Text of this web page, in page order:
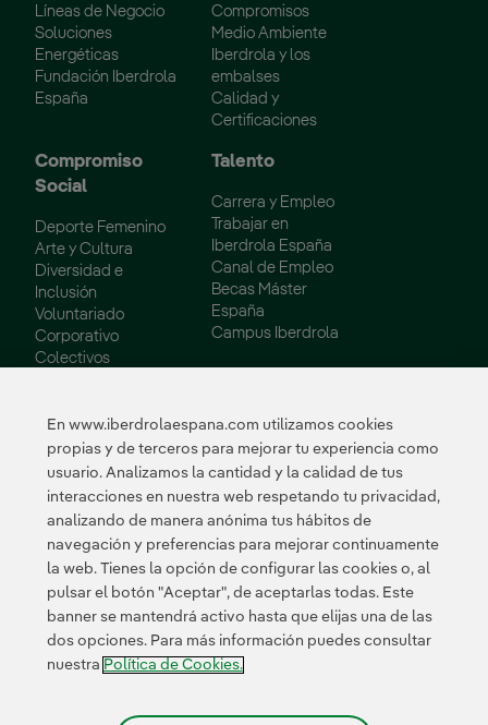
Líneas de Negocio
Soluciones
Energéticas
Fundación Iberdrola
España
Compromisos
Medio Ambiente
Iberdrola y los
embalses
Calidad y
Certificaciones
Compromiso
Social
Deporte Femenino
Arte y Cultura
Diversidad e
Inclusión
Voluntariado
Corporativo
Colectivos
Talento
Carrera y Empleo
Trabajar en
Iberdrola España
Canal de Empleo
Becas Máster
España
Campus Iberdrola
Innovación
Innovación en
Innovación
colaborativa
Next Generation EU
Ciberseguridad en
España
Smart Grids
Innovation Hub
En www.iberdrolaespana.com utilizamos cookies
propias y de terceros para mejorar tu experiencia como
usuario. Analizamos la cantidad y la calidad de tus
interacciones en nuestra web respetando tu privacidad,
analizando de manera anónima tus hábitos de
navegación y preferencias para mejorar continuamente
la web. Tienes la opción de configurar las cookies o, al
pulsar el botón "Aceptar", de aceptarlas todas. Este
banner se mantendrá activo hasta que elijas una de las
dos opciones. Para más información puedes consultar
nuestra Política de Cookies.Enlace
se